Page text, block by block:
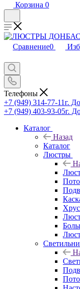
Корзина 0
Сравнение0
Телефоны
+7 (949) 314-77-11г.
+7 (949) 403-93-05г.
Каталог
Назад
Каталог
Люстры